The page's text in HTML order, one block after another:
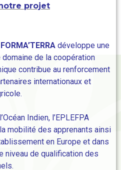
projet
développe une
de la coopération
contribue au renforcement
internationaux et
Océan Indien, l’EPLEFPA
la mobilité des apprenants ainsi
en Europe et dans
niveau de qualification des